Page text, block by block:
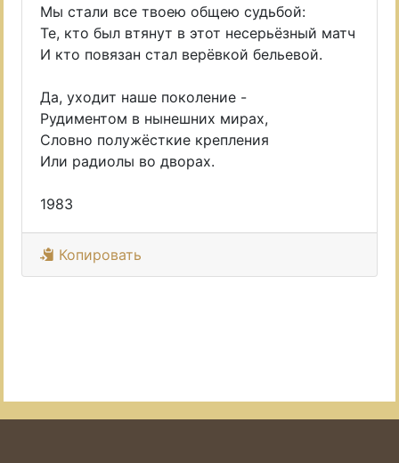
Мы стали все твоею общею судьбой:
Те, кто был втянут в этот несерьёзный матч
И кто повязан стал верёвкой бельевой.
Да, уходит наше поколение -
Рудиментом в нынешних мирах,
Словно полужёсткие крепления
Или радиолы во дворах.
1983
Копировать